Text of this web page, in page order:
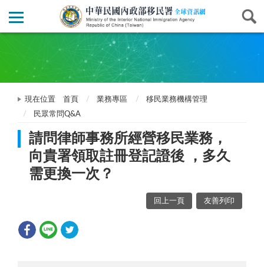
現在位置 首頁 業務專區
移民業務機構管理
民眾常問Q&A
請問律師事務所經營移民業務，
向貴署領取註冊登記證後 ，多久
需更換一次？
回上一頁 友善列印